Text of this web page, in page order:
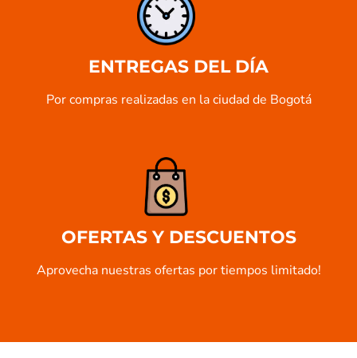
ENTREGAS DEL DÍA
Por compras realizadas en la ciudad de Bogotá
OFERTAS Y DESCUENTOS
Aprovecha nuestras ofertas por tiempos limitado!​